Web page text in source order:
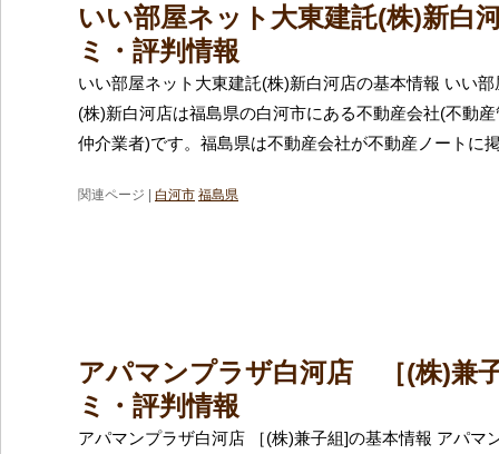
いい部屋ネット大東建託(株)新白
ミ・評判情報
いい部屋ネット大東建託(株)新白河店の基本情報 いい
(株)新白河店は福島県の白河市にある不動産会社(不動
仲介業者)です。福島県は不動産会社が不動産ノートに
関連ページ | 白河市 福島県
アパマンプラザ白河店 ［(株)兼
ミ・評判情報
アパマンプラザ白河店 ［(株)兼子組]の基本情報 アパマ